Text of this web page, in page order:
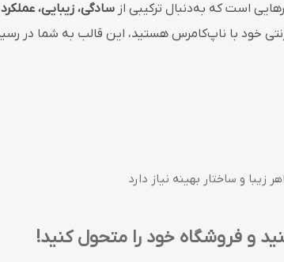
سادگی، زیبایی،
خود با ناپ‌کامرس هستید، این قالب به شما در
و ساختار بهینه نیاز دارد